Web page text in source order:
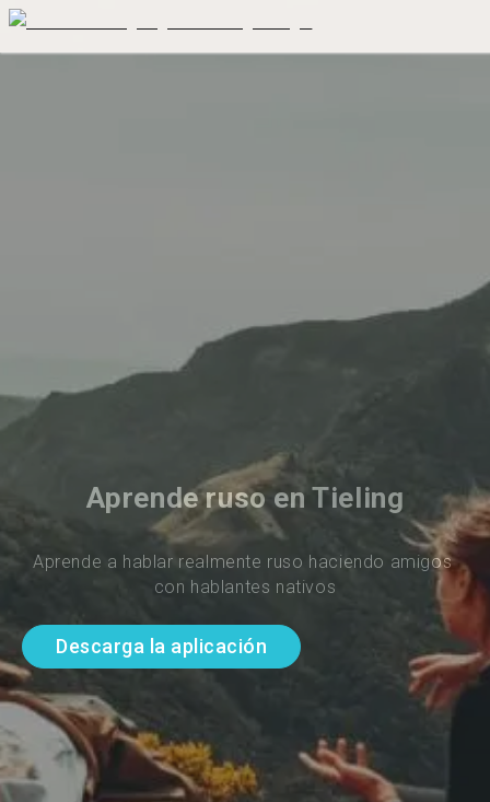
Aprende ruso en Tieling
Aprende a hablar realmente ruso haciendo amigos
con hablantes nativos
Descarga la aplicación